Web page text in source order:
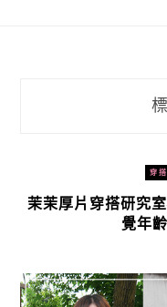
穿
茉茉厚片穿搭研究
覺年